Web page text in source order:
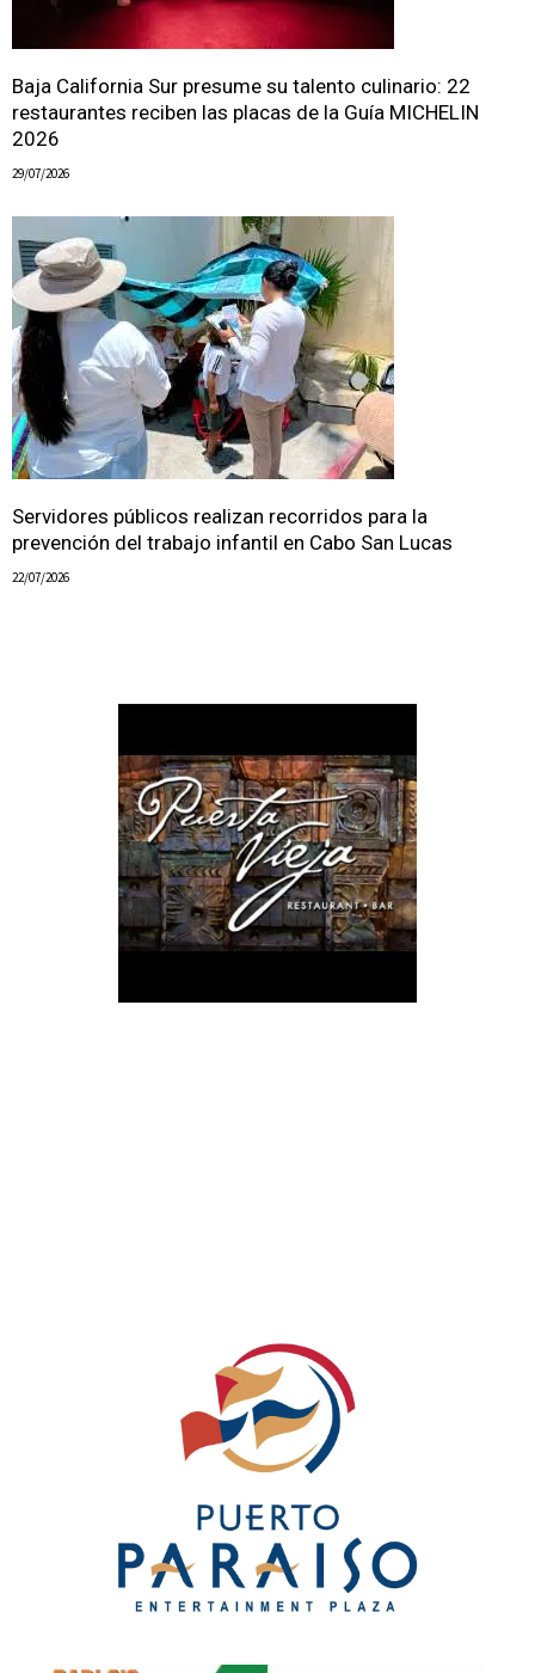
Baja California Sur presume su talento culinario: 22
restaurantes reciben las placas de la Guía MICHELIN
2026
29/07/2026
Servidores públicos realizan recorridos para la
prevención del trabajo infantil en Cabo San Lucas
22/07/2026